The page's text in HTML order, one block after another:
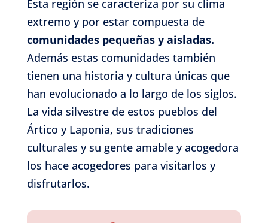
Esta región se caracteriza por su clima
extremo y por estar compuesta de
comunidades pequeñas y aisladas.
Además estas comunidades también
tienen una historia y cultura únicas que
han evolucionado a lo largo de los siglos.
La vida silvestre de estos pueblos del
Ártico y Laponia, sus tradiciones
culturales y su gente amable y acogedora
los hace acogedores para visitarlos y
disfrutarlos.